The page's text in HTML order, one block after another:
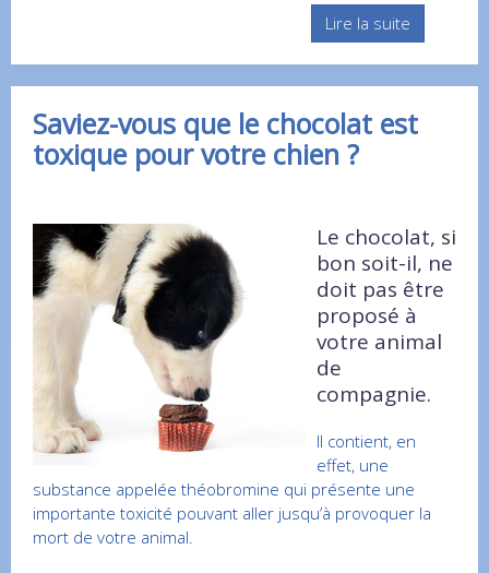
Lire la suite
Saviez-vous que le chocolat est
toxique pour votre chien ?
Le chocolat, si
bon soit-il, ne
doit pas être
proposé à
votre animal
de
compagnie.
Il contient, en
effet, une
substance appelée théobromine qui présente une
importante toxicité pouvant aller jusqu’à provoquer la
mort de votre animal.